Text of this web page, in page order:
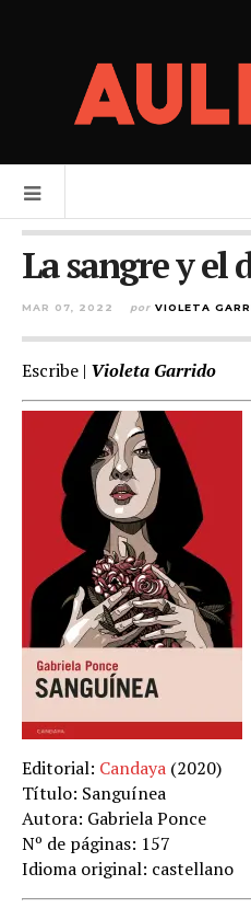
La sangre y el
MAR 07, 2022 por VIOLETA
Escribe | Violeta Garrido
Editorial: Candaya (2020)
Título: Sanguínea
Autora: Gabriela Ponce
Nº de páginas: 157
Idioma original: castellano